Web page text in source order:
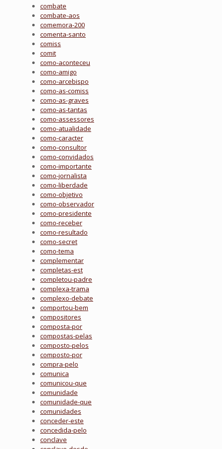
combate
combate-aos
comemora-200
comenta-santo
comiss
comit
como-aconteceu
como-amigo
como-arcebispo
como-as-comiss
como-as-graves
como-as-tantas
como-assessores
como-atualidade
como-caracter
como-consultor
como-convidados
como-importante
como-jornalista
como-liberdade
como-objetivo
como-observador
como-presidente
como-receber
como-resultado
como-secret
como-tema
complementar
completas-est
completou-padre
complexa-trama
complexo-debate
comportou-bem
compositores
composta-por
compostas-pelas
composto-pelos
composto-por
compra-pelo
comunica
comunicou-que
comunidade
comunidade-que
comunidades
conceder-este
concedida-pelo
conclave